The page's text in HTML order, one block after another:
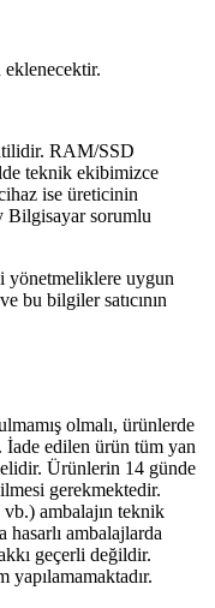
eklenecektir.
RAM/SSD
teknik ekibimizce
ise üreticinin
Bilgisayar sorumlu
uygun
bu bilgiler satıcının
olmalı, ürünlerde
İade edilen ürün tüm yan
Ürünlerin 14 günde
gerekmektedir.
ambalajın teknik
hasarlı ambalajlarda
geçerli değildir.
yapılamamaktadır.